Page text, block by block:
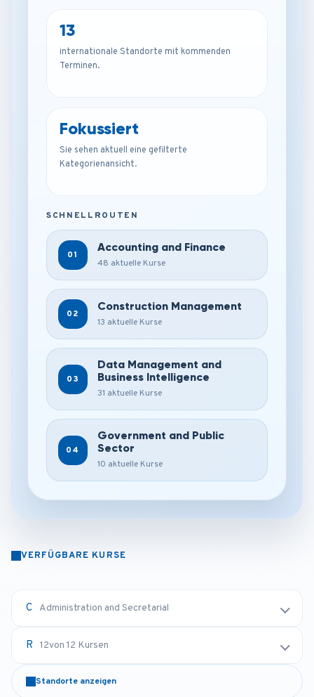
13
internationale Standorte mit kommenden
Terminen.
Fokussiert
Sie sehen aktuell eine gefilterte
Kategorienansicht.
SCHNELLROUTEN
01
Accounting and Finance
48 aktuelle Kurse
02
Construction Management
13 aktuelle Kurse
03
Data Management and
Business Intelligence
31 aktuelle Kurse
04
Government and Public
Sector
10 aktuelle Kurse
VERFÜGBARE KURSE
Administration and Secretarial
12von 12 Kursen
Standorte anzeigen